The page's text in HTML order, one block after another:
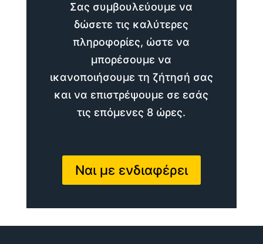
Σας συμβουλεύουμε να
δώσετε τις καλύτερες
πληροφορίες, ώστε να
μπορέσουμε να
ικανοποιήσουμε τη ζήτησή σας
και να επιστρέψουμε σε εσάς
τις επόμενες 8 ώρες.
Ναι με ενδιαφέρει